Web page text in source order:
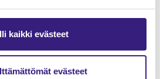
kaikki evästeet
evästeet